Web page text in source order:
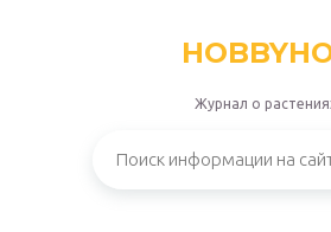
Журнал о